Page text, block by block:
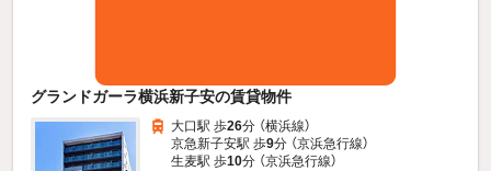
グランドガーラ横浜新子安の賃貸物件
大口駅 歩26分 （横浜線）
京急新子安駅 歩9分 （京浜急行線）
生麦駅 歩10分 （京浜急行線）